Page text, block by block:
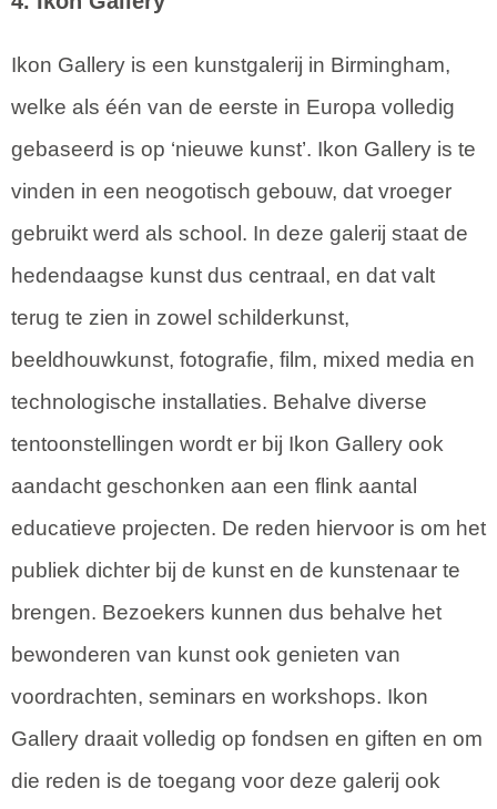
Ikon Gallery is een kunstgalerij in Birmingham,
welke als één van de eerste in Europa volledig
gebaseerd is op ‘nieuwe kunst’. Ikon Gallery is te
vinden in een neogotisch gebouw, dat vroeger
gebruikt werd als school. In deze galerij staat de
hedendaagse kunst dus centraal, en dat valt
terug te zien in zowel schilderkunst,
beeldhouwkunst, fotografie, film, mixed media en
technologische installaties. Behalve diverse
tentoonstellingen wordt er bij Ikon Gallery ook
aandacht geschonken aan een flink aantal
educatieve projecten. De reden hiervoor is om het
publiek dichter bij de kunst en de kunstenaar te
brengen. Bezoekers kunnen dus behalve het
bewonderen van kunst ook genieten van
voordrachten, seminars en workshops. Ikon
Gallery draait volledig op fondsen en giften en om
die reden is de toegang voor deze galerij ook